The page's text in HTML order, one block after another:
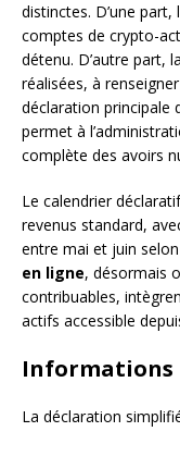
distinctes. D’une part,
comptes de crypto-
détenu. D’autre part, la
réalisées, à
déclaration principale
permet à
complète des avoirs
Le calendrier
revenus standard,
entre mai et juin
en ligne, désormais
contribuables,
actifs accessible
Informations
La déclaration